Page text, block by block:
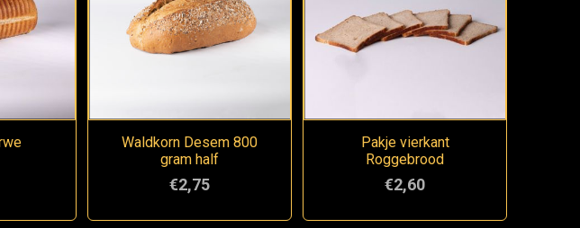
Waldkorn Desem 800
gram half
€2,75
Pakje vierkant
Roggebrood
€2,60